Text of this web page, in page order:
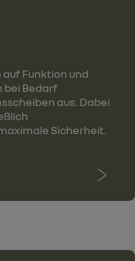
Funktion und
bei Bedarf
aus. Dabei
Sicherheit.